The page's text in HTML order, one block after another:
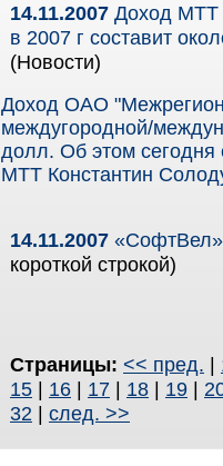
14.11.2007 Доход МТТ
в 2007 г составит
(Новости)
Доход ОАО
междугородной/
долл. Об этом сегодня
МТТ Константин
14.11.2007
короткой строкой)
Страницы: << пред. |
15 | 16 | 17 | 18 | 19 |
32 | след. >>